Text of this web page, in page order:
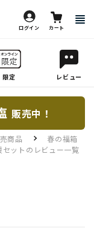
ログイン カート
限定 レビュー
販売中！
商品
春の福箱
ットのレビュー一覧